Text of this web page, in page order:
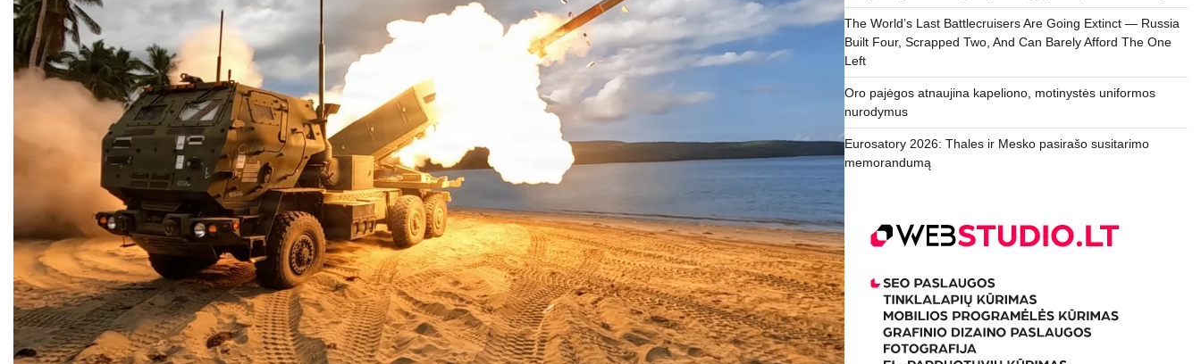
The World’s Last Battlecruisers Are Going Extinct — Russia
Built Four, Scrapped Two, And Can Barely Afford The One
Left
Oro pajėgos atnaujina kapeliono, motinystės uniformos
nurodymus
Eurosatory 2026: Thales ir Mesko pasirašo susitarimo
memorandumą